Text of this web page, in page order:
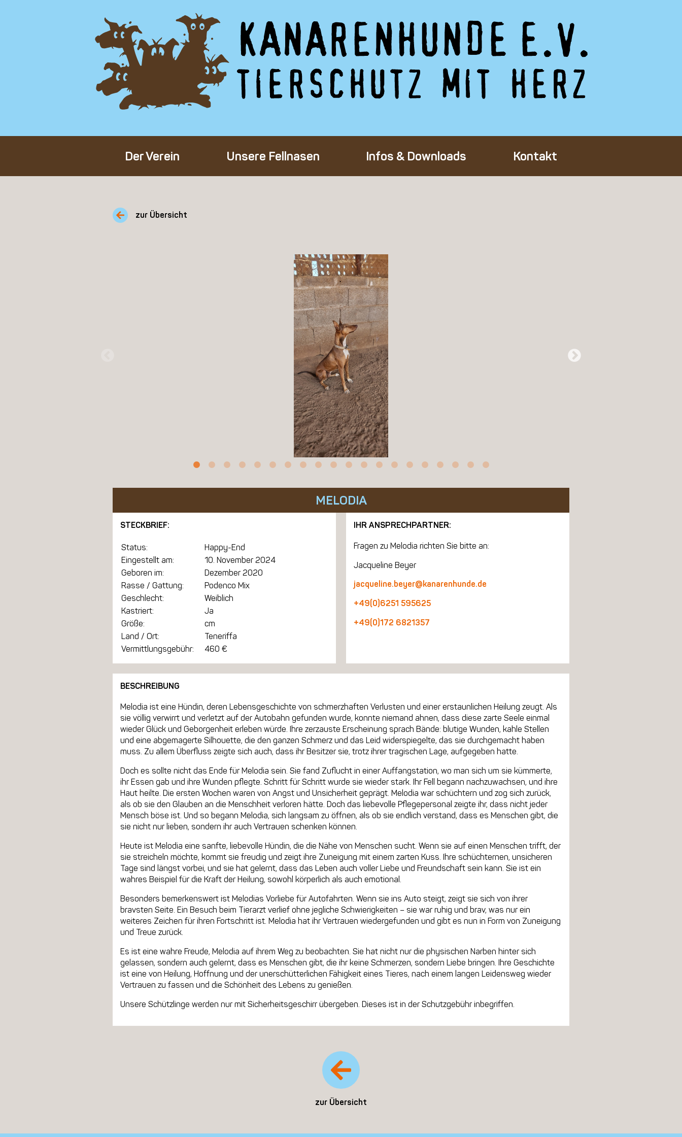
Der Verein
Über den Verein
Unser Team
Unsere Fellnasen
Alle Hunde
Infos & Downloads
Adoption eines Tieres
Pflegestelle
Mitgliedschaft
Spenden
Kontakt
zur Übersicht
MELODIA
STECKBRIEF:
Status:
Happy-End
Eingestellt am:
10. November 2024
Geboren im:
Dezember 2020
Rasse / Gattung:
Podenco Mix
Geschlecht:
Weiblich
Kastriert:
Ja
Größe:
cm
Land / Ort:
Teneriffa
Vermittlungsgebühr:
460 €
IHR ANSPRECHPARTNER:
Fragen zu Melodia richten Sie bitte an:
Jacqueline Beyer
jacqueline.beyer@kanarenhunde.de
+49(0)6251 595625
+49(0)172 6821357
BESCHREIBUNG
Melodia ist eine Hündin, deren Lebensgeschichte von schmerzhaften Verlusten und einer erstaunlichen Heilung zeugt. Als
sie völlig verwirrt und verletzt auf der Autobahn gefunden wurde, konnte niemand ahnen, dass diese zarte Seele einmal
wieder Glück und Geborgenheit erleben würde. Ihre zerzauste Erscheinung sprach Bände: blutige Wunden, kahle Stellen
und eine abgemagerte Silhouette, die den ganzen Schmerz und das Leid widerspiegelte, das sie durchgemacht haben
muss. Zu allem Überfluss zeigte sich auch, dass ihr Besitzer sie, trotz ihrer tragischen Lage, aufgegeben hatte.
Doch es sollte nicht das Ende für Melodia sein. Sie fand Zuflucht in einer Auffangstation, wo man sich um sie kümmerte,
ihr Essen gab und ihre Wunden pflegte. Schritt für Schritt wurde sie wieder stark. Ihr Fell begann nachzuwachsen, und ihre
Haut heilte. Die ersten Wochen waren von Angst und Unsicherheit geprägt. Melodia war schüchtern und zog sich zurück,
als ob sie den Glauben an die Menschheit verloren hätte. Doch das liebevolle Pflegepersonal zeigte ihr, dass nicht jeder
Mensch böse ist. Und so begann Melodia, sich langsam zu öffnen, als ob sie endlich verstand, dass es Menschen gibt, die
sie nicht nur lieben, sondern ihr auch Vertrauen schenken können.
Heute ist Melodia eine sanfte, liebevolle Hündin, die die Nähe von Menschen sucht. Wenn sie auf einen Menschen trifft, der
sie streicheln möchte, kommt sie freudig und zeigt ihre Zuneigung mit einem zarten Kuss. Ihre schüchternen, unsicheren
Tage sind längst vorbei, und sie hat gelernt, dass das Leben auch voller Liebe und Freundschaft sein kann. Sie ist ein
wahres Beispiel für die Kraft der Heilung, sowohl körperlich als auch emotional.
Besonders bemerkenswert ist Melodias Vorliebe für Autofahrten. Wenn sie ins Auto steigt, zeigt sie sich von ihrer
bravsten Seite. Ein Besuch beim Tierarzt verlief ohne jegliche Schwierigkeiten – sie war ruhig und brav, was nur ein
weiteres Zeichen für ihren Fortschritt ist. Melodia hat ihr Vertrauen wiedergefunden und gibt es nun in Form von Zuneigung
und Treue zurück.
Es ist eine wahre Freude, Melodia auf ihrem Weg zu beobachten. Sie hat nicht nur die physischen Narben hinter sich
gelassen, sondern auch gelernt, dass es Menschen gibt, die ihr keine Schmerzen, sondern Liebe bringen. Ihre Geschichte
ist eine von Heilung, Hoffnung und der unerschütterlichen Fähigkeit eines Tieres, nach einem langen Leidensweg wieder
Vertrauen zu fassen und die Schönheit des Lebens zu genießen.
Unsere Schützlinge werden nur mit Sicherheitsgeschirr übergeben. Dieses ist in der Schutzgebühr inbegriffen.
zur Übersicht